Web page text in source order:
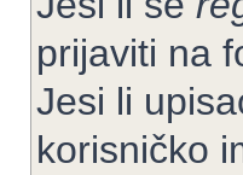
prijaviti na
Jesi li
korisničko